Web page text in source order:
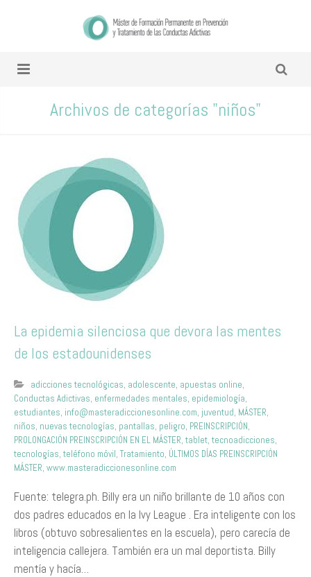
Archivos de categorías "niños"
La epidemia silenciosa que devora las mentes
de los estadounidenses
adicciones tecnológicas, adolescente, apuestas online,
Conductas Adictivas, enfermedades mentales, epidemiología,
estudiantes, info@masteradiccionesonline.com, juventud, MÁSTER,
niños, nuevas tecnologías, pantallas, peligro, PREINSCRIPCIÓN,
PROLONGACIÓN PREINSCRIPCIÓN EN EL MÁSTER, tablet, tecnoadicciones,
tecnologías, teléfono móvil, Tratamiento, ÚLTIMOS DÍAS PREINSCRIPCIÓN
MÁSTER, www.masteradiccionesonline.com
Fuente: telegra.ph. Billy era un niño brillante de 10 años con
dos padres educados en la Ivy League . Era inteligente con los
libros (obtuvo sobresalientes en la escuela), pero carecía de
inteligencia callejera. También era un mal deportista. Billy
mentía y hacía…